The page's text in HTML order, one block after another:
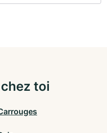
toi